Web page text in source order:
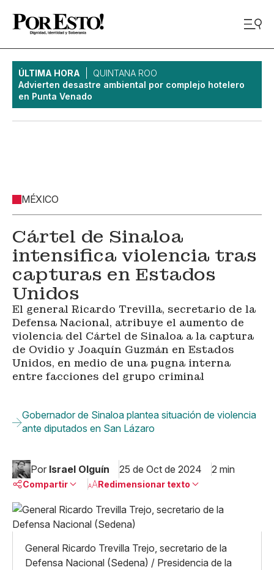
ÚLTIMA HORA
QUINTANA ROO
Advierten desastre ambiental por complejo hotelero
en Punta Venado
MÉXICO
Cártel de Sinaloa
intensifica violencia tras
capturas en Estados
Unidos
El general Ricardo Trevilla, secretario de la
Defensa Nacional, atribuye el aumento de
violencia del Cártel de Sinaloa a la captura
de Ovidio y Joaquín Guzmán en Estados
Unidos, en medio de una pugna interna
entre facciones del grupo criminal
Gobernador de Sinaloa plantea situación de violencia
ante diputados en San Lázaro
Por Israel Olguín 25 de Oct de 2024 2 min
Compartir
Linkedin
X
Whatsapp
Redimensionar texto
Pequeño
Mediano
Grande
General Ricardo Trevilla Trejo, secretario de la
Defensa Nacional (Sedena) / Presidencia de la